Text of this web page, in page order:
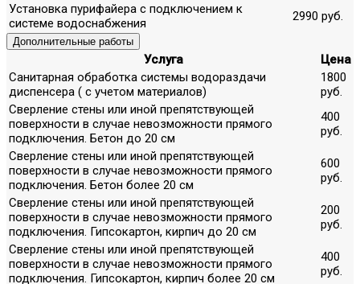
Установка пурифайера с подключением к
системе водоснабжения
2990 руб.
Дополнительные работы
Услуга
Цена
Санитарная обработка системы водораздачи
диспенсера ( с учетом материалов)
1800
руб.
Сверление стены или иной препятствующей
поверхности в случае невозможности прямого
подключения. Бетон до 20 см
400
руб.
Сверление стены или иной препятствующей
поверхности в случае невозможности прямого
подключения. Бетон более 20 см
600
руб.
Сверление стены или иной препятствующей
поверхности в случае невозможности прямого
подключения. Гипсокартон, кирпич до 20 см
200
руб.
Сверление стены или иной препятствующей
поверхности в случае невозможности прямого
подключения. Гипсокартон, кирпич более 20 см
400
руб.